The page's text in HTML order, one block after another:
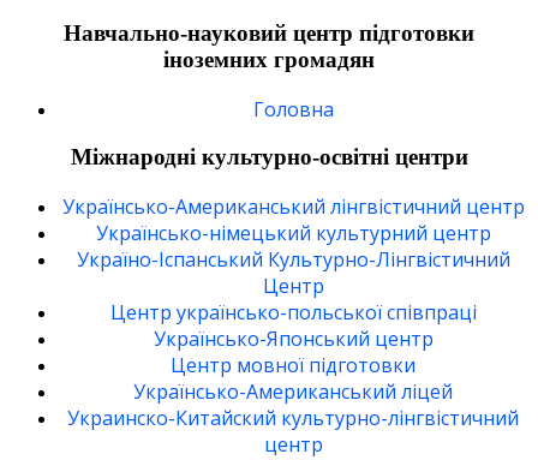
Навчально-науковий центр підготовки
іноземних громадян
Головна
Міжнародні культурно-освітні центри
Українсько-Американський лінгвістичний центр
Українсько-німецький культурний центр
Україно-Іспанський Культурно-Лінгвістичний
Центр
Центр українсько-польської співпраці
Українсько-Японський центр
Центр мовної підготовки
Українсько-Американський ліцей
Украинско-Китайский культурно-лінгвістичний
центр